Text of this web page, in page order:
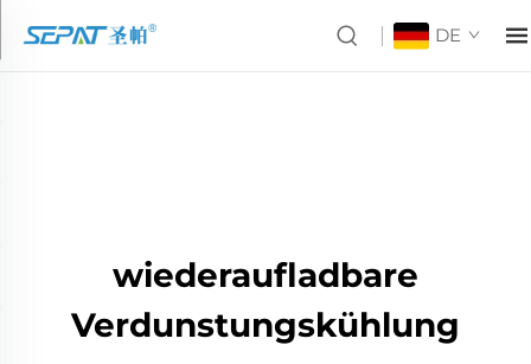
DE
wiederaufladbare
Verdunstungskühlung